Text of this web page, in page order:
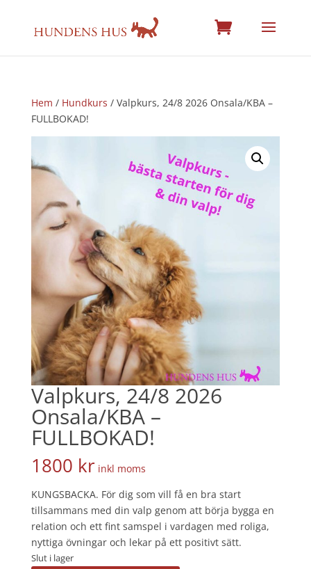
Hem / Hundkurs / Valpkurs, 24/8 2026 Onsala/KBA –
FULLBOKAD!
Valpkurs, 24/8 2026
Onsala/KBA –
FULLBOKAD!
1800 kr inkl moms
KUNGSBACKA. För dig som vill få en bra start
tillsammans med din valp genom att börja bygga en
relation och ett fint samspel i vardagen med roliga,
nyttiga övningar och lekar på ett positivt sätt.
Slut i lager